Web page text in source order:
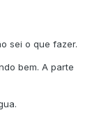
sei o que fazer.
bem. A parte